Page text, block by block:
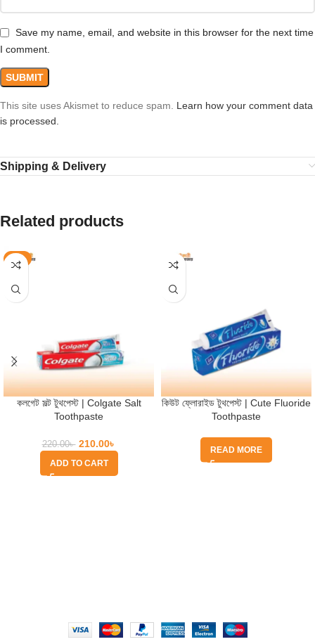
Save my name, email, and website in this browser for the next time
I comment.
This site uses Akismet to reduce spam. Learn how your comment data
is processed.
Shipping & Delivery
Related products
-5%
কলগেট সল্ট টুথপেস্ট | Colgate Salt
Toothpaste
220.00৳ 210.00৳
ADD TO CART
কিউট ফ্লোরাইড টুথপেস্ট | Cute Fluoride
Toothpaste
READ MORE